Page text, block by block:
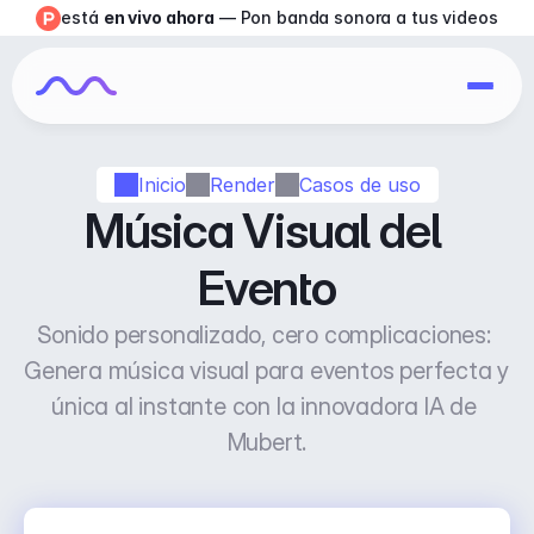
Inicio Render Casos de uso
Música Visual del
Evento
Sonido personalizado, cero complicaciones:
Genera música visual para eventos perfecta y
única al instante con la innovadora IA de
Mubert.
está en vivo ahora — Pon banda sonora a tus videos